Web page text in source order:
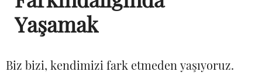
Yaşamak
Biz bizi, kendimizi fark etmeden yaşıyoruz.